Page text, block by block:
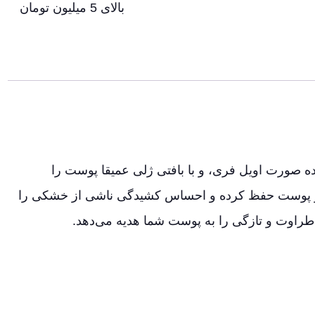
بالای 5 میلیون تومان
صورت اویل فری، و با بافتی ژلی عمیقا پوست را
(8 ساعت) رطوبت را در پوست حفظ کرده و احساس کشیدگی ناشی از خشکی را
و تازگی را به پوست شما هدیه می‌دهد.